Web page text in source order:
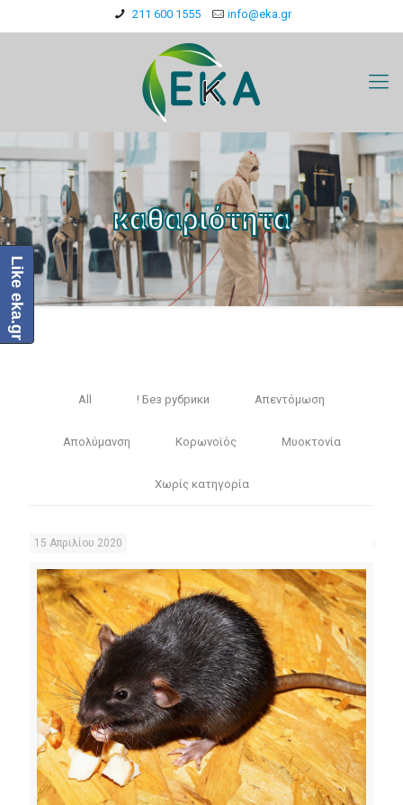
211 600 1555 info@eka.gr
καθαριότητα
All ! Без рубрики Απεντόμωση
Απολύμανση Κορωνοϊός Μυοκτονία
Χωρίς κατηγορία
15 Απριλίου 2020
Like eka.gr